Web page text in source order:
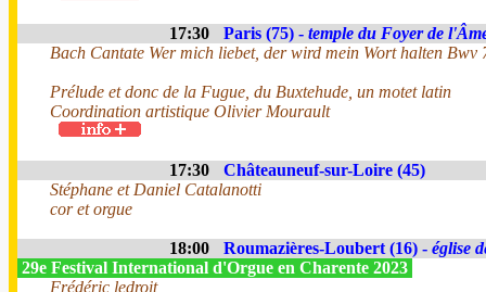
17:30 Paris (75) - temple du Foyer de
Bach Cantate Wer mich liebet, der wird mein Wort halten Bwv
Prélude et donc de la Fugue, du Buxtehude, un motet latin
Coordination artistique Olivier Mourault
17:30
Châteauneuf-sur-Loire (45)
Stéphane et Daniel Catalanotti
cor et orgue
18:00 Roumazières-Loubert (16) - église
29e Festival International d'Orgue en Charente 2023
Frédéric ledroit